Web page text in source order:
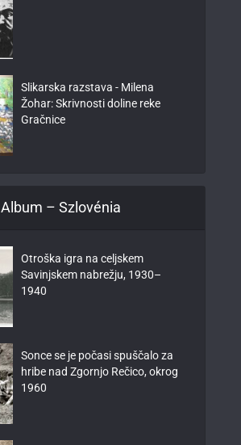
Slikarska razstava - Milena
Žohar: Skrivnosti doline reke
Gračnice
Album – Szlovénia
Otroška igra na celjskem
Savinjskem nabrežju, 1930–
1940
Sonce se je počasi spuščalo za
hribe nad Zgornjo Rečico, okrog
1960